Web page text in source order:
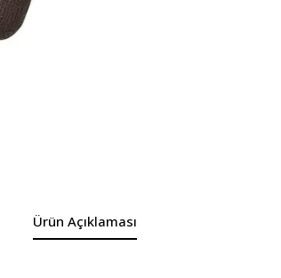
Ürün Açıklaması